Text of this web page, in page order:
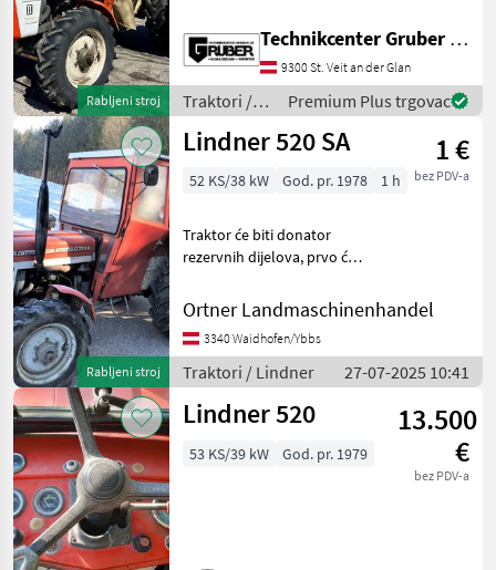
Claas
Prikaži
sve
(48)
MODEL
520
SA
MARKETPLACE
Marketplace
Ponude
trgovaca
Mali
oglasi
Rabljeni stroj
Kabine 303-SG * keine §57
Überprüfung notwendig * 3
Zylinder Viertakt
Dieselmotor * Hubraum:
Technikcenter Gruber GmbH
9300 St. Veit an der Glan
Traktori /
Lindner
Premium Plus trgovac
Rabljeni stroj
Lindner 520 SA 1 €
bez PDV-a
52 KS/38 kW God. pr. 1978 1 h
Traktor će biti donator
rezervnih dijelova, prvo će
na motoru, više detalja tel.
Pogon: Pogon na sve
kotače (4x4) Traktori
Standardni tra
Ortner Landmaschinenhandel
3340 Waidhofen/Ybbs
Traktori / Lindner 27-07-2025 10:41
Lindner 520
13.500
€
bez PDV-a
53 KS/39 kW God. pr. 1979